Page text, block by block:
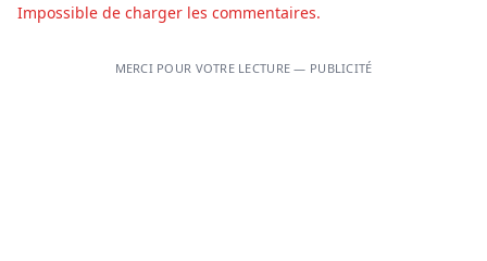
Impossible de charger les commentaires.
MERCI POUR VOTRE LECTURE — PUBLICITÉ